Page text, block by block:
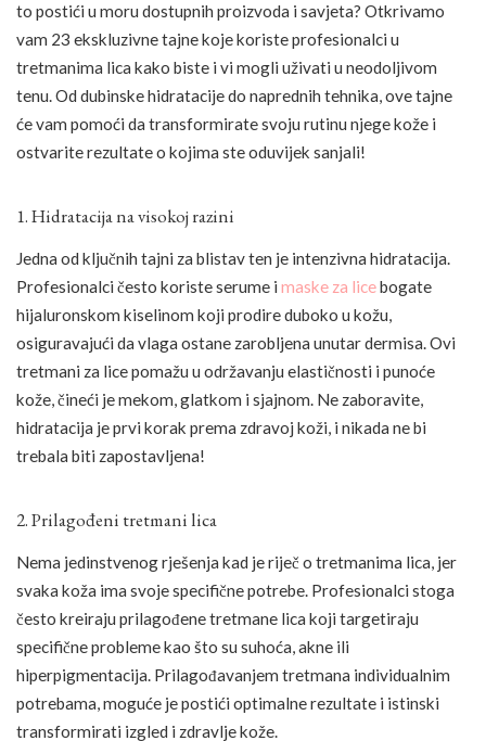
to postići u moru dostupnih proizvoda i savjeta? Otkrivamo
vam 23 ekskluzivne tajne koje koriste profesionalci u
tretmanima lica kako biste i vi mogli uživati u neodoljivom
tenu. Od dubinske hidratacije do naprednih tehnika, ove tajne
će vam pomoći da transformirate svoju rutinu njege kože i
ostvarite rezultate o kojima ste oduvijek sanjali!
1. Hidratacija na visokoj razini
Jedna od ključnih tajni za blistav ten je intenzivna hidratacija.
Profesionalci često koriste serume i maske za licebogate
hijaluronskom kiselinom koji prodire duboko u kožu,
osiguravajući da vlaga ostane zarobljena unutar dermisa. Ovi
tretmani za lice pomažu u održavanju elastičnosti i punoće
kože, čineći je mekom, glatkom i sjajnom. Ne zaboravite,
hidratacija je prvi korak prema zdravoj koži, i nikada ne bi
trebala biti zapostavljena!
2. Prilagođeni tretmani lica
Nema jedinstvenog rješenja kad je riječ o tretmanima lica, jer
svaka koža ima svoje specifične potrebe. Profesionalci stoga
često kreiraju prilagođene tretmane lica koji targetiraju
specifične probleme kao što su suhoća, akne ili
hiperpigmentacija. Prilagođavanjem tretmana individualnim
potrebama, moguće je postići optimalne rezultate i istinski
transformirati izgled i zdravlje kože.